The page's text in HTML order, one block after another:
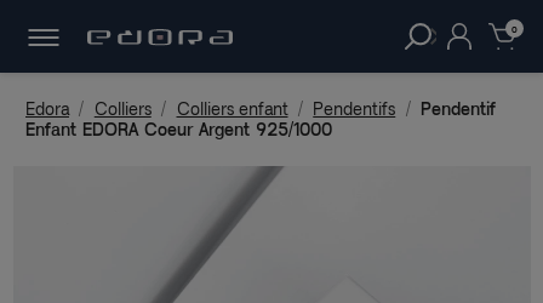
clear 0
Edora Colliers Colliers enfant Pendentifs
Pendentif
Enfant EDORA Coeur Argent 925/1000